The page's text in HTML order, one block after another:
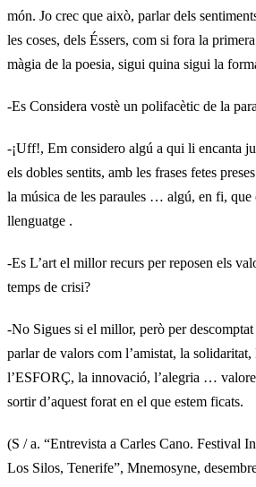
món. Jo crec que això, parlar dels
les coses, dels Éssers, com si fora la
màgia de la poesia, sigui quina sigui la
-Es Considera vostè un polifacètic de la
-¡Uff!, Em considero algú a qui li encanta
els dobles sentits, amb les frases fetes
la música de les paraules … algú, en fi, que
llenguatge .
-Es L’art el millor recurs per reposen els
temps de crisi?
-No Sigues si el millor, però per
parlar de valors com l’amistat, la solidaritat,
l’ESFORÇ, la innovació, l’alegria …
sortir d’aquest forat en el que estem ficats.
(S / a. “Entrevista a Carles Cano. Festival
Los Silos, Tenerife”, Mnemosyne,